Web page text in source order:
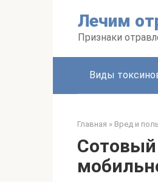
Лечим
Признаки
Виды
Главная » Вред и
Сотовый